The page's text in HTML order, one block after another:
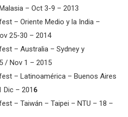
– Oct 3-9 – 2013
– Oriente Medio y la India –
25-30 – 2014
– Australia – Sydney y
/ Nov 1 – 2015
– Latinoamérica – Buenos Aires
Dic – 201 6
– Taiwán – Taipei – NTU – 18 –